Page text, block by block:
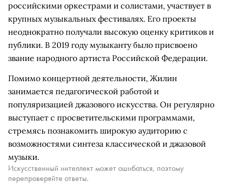
российскими оркестрами и солистами, участвует в
крупных музыкальных фестивалях. Его проекты
неоднократно получали высокую оценку критиков и
публики. В 2019 году музыканту было присвоено
звание народного артиста Российской Федерации.
Помимо концертной деятельности, Жилин
занимается педагогической работой и
популяризацией джазового искусства. Он регулярно
выступает с просветительскими программами,
стремясь познакомить широкую аудиторию с
возможностями синтеза классической и джазовой
музыки.
Искусственный интеллект может ошибаться, поэтому
перепроверяйте ответы.